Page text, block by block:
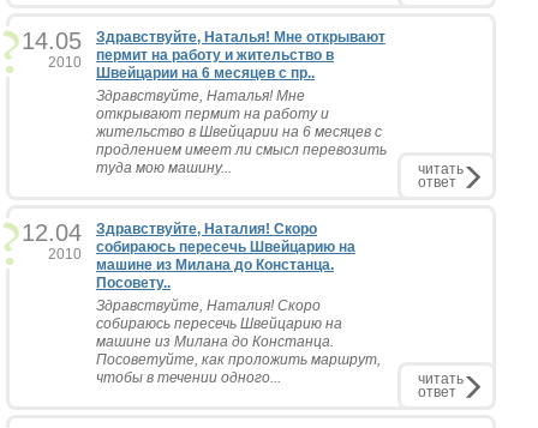
14.05
2010
Здравствуйте, Наталья! Мне открывают
пермит на работу и жительство в
Швейцарии на 6 месяцев с пр..
Здравствуйте, Наталья! Мне
открывают пермит на работу и
жительство в Швейцарии на 6 месяцев с
продлением имеет ли смысл перевозить
туда мою машину...
читать
ответ
12.04
2010
Здравствуйте, Наталия! Скоро
собираюсь пересечь Швейцарию на
машине из Милана до Констанца.
Посовету..
Здравствуйте, Наталия! Скоро
собираюсь пересечь Швейцарию на
машине из Милана до Констанца.
Посоветуйте, как проложить маршрут,
чтобы в течении одного...
читать
ответ